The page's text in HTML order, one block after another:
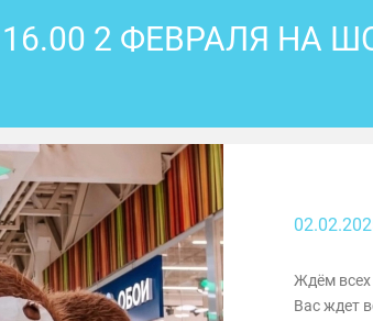
2 ФЕВРАЛЯ НА
Ждём
Вас ждет